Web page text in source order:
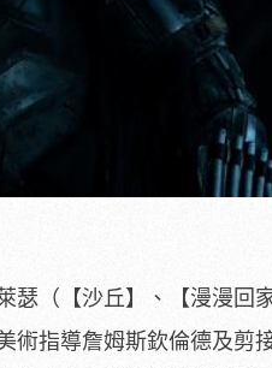
瑟（ 【沙丘】、【漫漫回
術指導詹姆斯欽倫德及剪